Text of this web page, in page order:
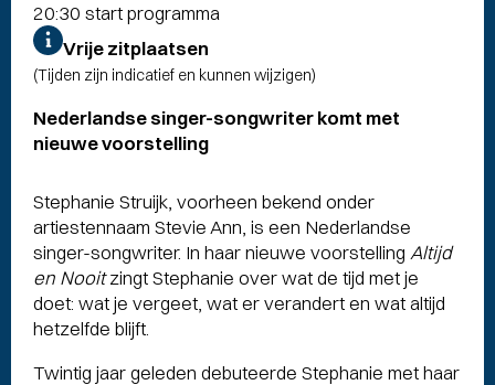
20:30 start programma
Vrije zitplaatsen
(Tijden zijn indicatief en kunnen wijzigen)
Nederlandse singer-songwriter komt met
nieuwe voorstelling
Stephanie Struijk, voorheen bekend onder
artiestennaam Stevie Ann, is een Nederlandse
singer-songwriter. In haar nieuwe voorstelling Altijd
en Nooitzingt Stephanie over wat de tijd met je
doet: wat je vergeet, wat er verandert en wat altijd
hetzelfde blijft.
Twintig jaar geleden debuteerde Stephanie met haar